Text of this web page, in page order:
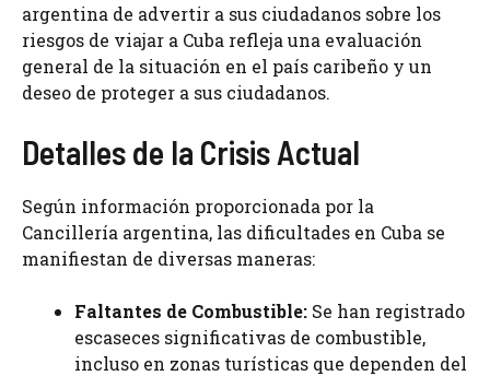
argentina de advertir a sus ciudadanos sobre los
riesgos de viajar a Cuba refleja una evaluación
general de la situación en el país caribeño y un
deseo de proteger a sus ciudadanos.
Detalles de la Crisis Actual
Según información proporcionada por la
Cancillería argentina, las dificultades en Cuba se
manifiestan de diversas maneras:
Faltantes de Combustible: Se han registrado
escaseces significativas de combustible,
incluso en zonas turísticas que dependen del